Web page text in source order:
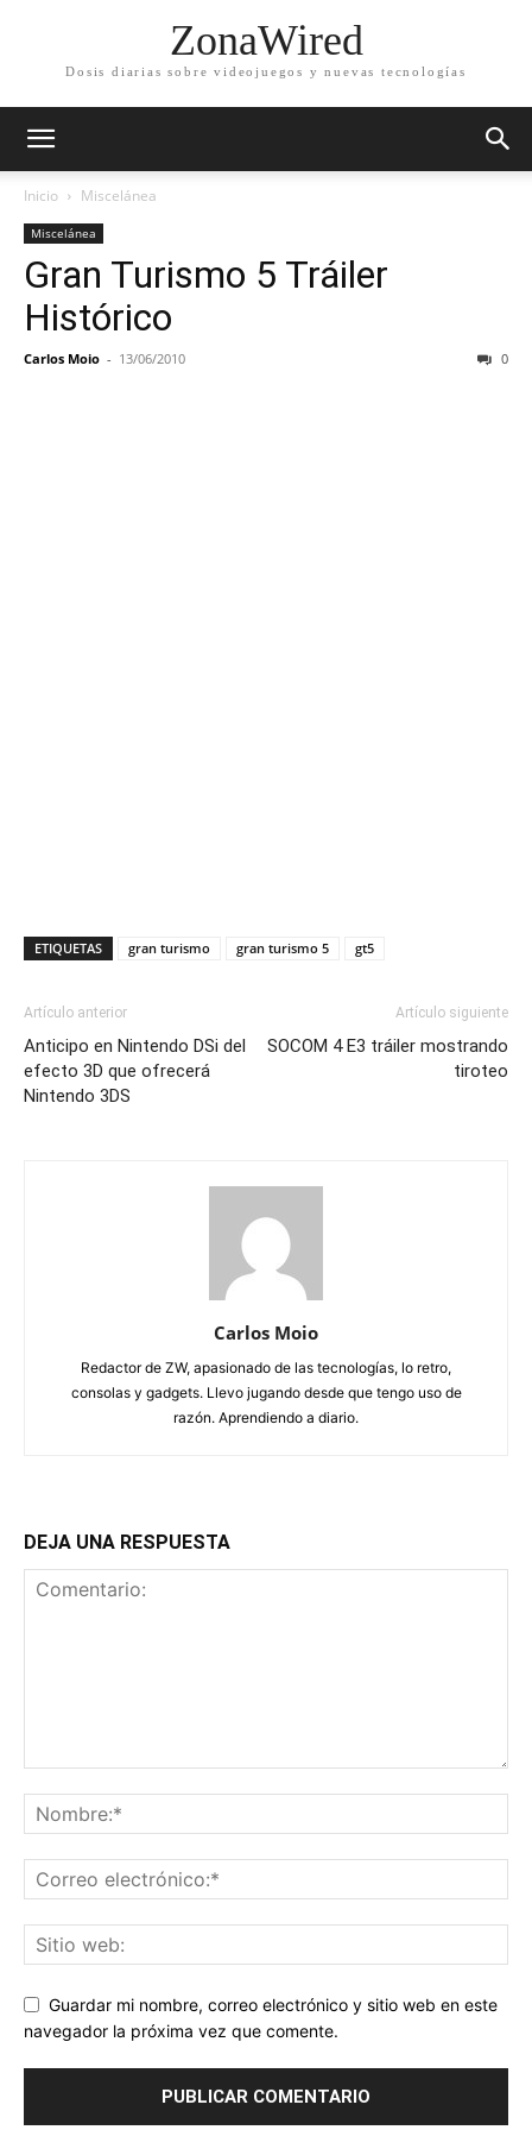
ZonaWired
Dosis diarias sobre videojuegos y nuevas tecnologías
Inicio Miscelánea
Miscelánea
Gran Turismo 5 Tráiler
Histórico
Carlos Moio - 13/06/2010 0
ETIQUETAS gran turismo gran turismo 5 gt5
Artículo anterior
Anticipo en Nintendo DSi del
efecto 3D que ofrecerá
Nintendo 3DS
Artículo siguiente
SOCOM 4 E3 tráiler mostrando
tiroteo
Carlos Moio
Redactor de ZW, apasionado de las tecnologías, lo retro,
consolas y gadgets. Llevo jugando desde que tengo uso de
razón. Aprendiendo a diario.
DEJA UNA RESPUESTA
Guardar mi nombre, correo electrónico y sitio web en este
navegador la próxima vez que comente.